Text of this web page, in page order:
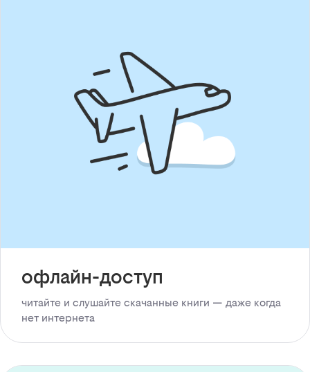
офлайн-доступ
читайте и слушайте скачанные книги — даже когда
нет интернета